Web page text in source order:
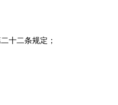
十二条规定；